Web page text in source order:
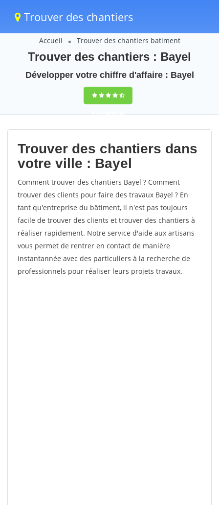
Trouver des chantiers
Accueil Trouver des chantiers batiment
Trouver des chantiers : Bayel
Développer votre chiffre d'affaire : Bayel
9,5(100%)38
votes
Trouver des chantiers dans
votre ville : Bayel
Comment trouver des chantiers Bayel ? Comment
trouver des clients pour faire des travaux Bayel ? En
tant qu'entreprise du bâtiment, il n'est pas toujours
facile de trouver des clients et trouver des chantiers à
réaliser rapidement. Notre service d'aide aux artisans
vous permet de rentrer en contact de manière
instantannée avec des particuliers à la recherche de
professionnels pour réaliser leurs projets travaux.